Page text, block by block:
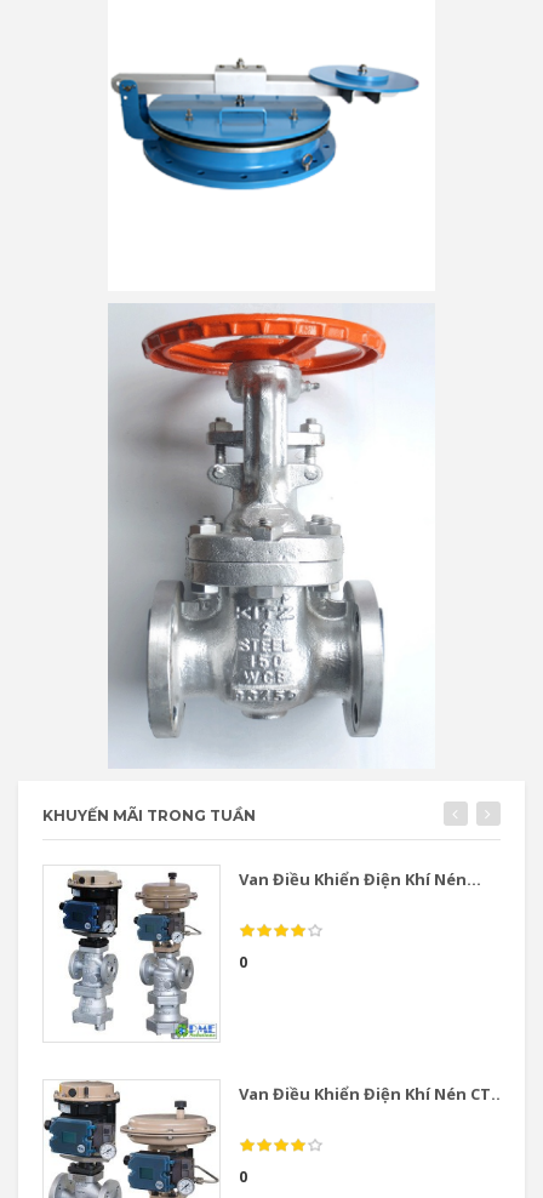
KHUYẾN MÃI TRONG TUẦN
Van Điều Khiển Điện Khí Nén...
0
Van Điều Khiển Điện Khí Nén CT...
0